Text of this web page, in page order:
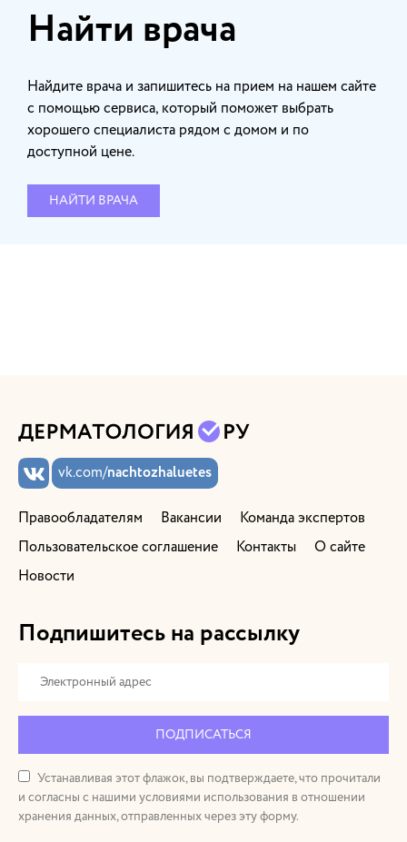
Найти врача
Найдите врача и запишитесь на прием на нашем сайте
с помощью сервиса, который поможет выбрать
хорошего специалиста рядом с домом и по
доступной цене.
НАЙТИ ВРАЧА
vk.com/nachtozhaluetes
Правообладателям Вакансии
Команда экспертов
Пользовательское соглашение
Контакты
О сайте
Новости
Подпишитесь на рассылку
ПОДПИСАТЬСЯ
Устанавливая этот флажок, вы подтверждаете, что прочитали
и согласны с нашими условиями использования в отношении
хранения данных, отправленных через эту форму.